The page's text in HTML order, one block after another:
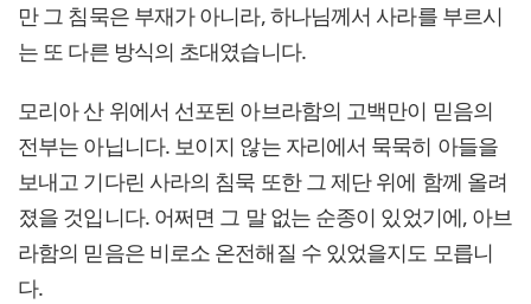
만 그 침묵은 부재가 아니라, 하나님께서 사라를 부르시
는 또 다른 방식의 초대였습니다.
모리아 산 위에서 선포된 아브라함의 고백만이 믿음의
전부는 아닙니다. 보이지 않는 자리에서 묵묵히 아들을
보내고 기다린 사라의 침묵 또한 그 제단 위에 함께 올려
졌을 것입니다. 어쩌면 그 말 없는 순종이 있었기에, 아브
라함의 믿음은 비로소 온전해질 수 있었을지도 모릅니
다.